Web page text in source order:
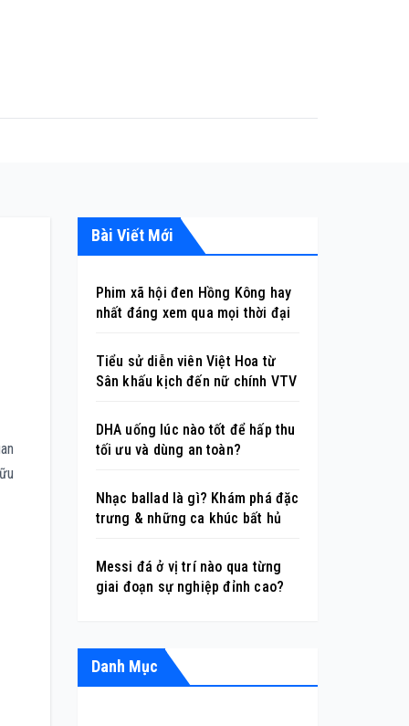
Bài Viết Mới
Phim xã hội đen Hồng Kông hay
nhất đáng xem qua mọi thời đại
Tiểu sử diễn viên Việt Hoa từ
Sân khấu kịch đến nữ chính VTV
DHA uống lúc nào tốt để hấp thu
tối ưu và dùng an toàn?
Nhạc ballad là gì? Khám phá đặc
trưng & những ca khúc bất hủ
Messi đá ở vị trí nào qua từng
giai đoạn sự nghiệp đỉnh cao?
Danh Mục